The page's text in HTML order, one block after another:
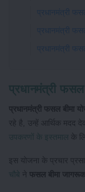
प्रधानमंत्री
प्रधानमंत्री
प्रधानमंत्री
प्रधानमंत्री फसल
प्रधानमंत्री फसल बीमा
रहे है, उन्हें आर्थिक मदद
उपकरणों के इस्तमाल के
इस योजना के प्रचार
चौबे
ने फसल बीमा